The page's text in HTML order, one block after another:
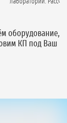
лаборатории. Рассчитываем
оборудование,
КП под Ваш